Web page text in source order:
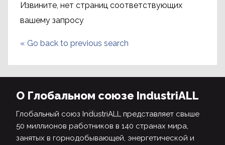
Извините, нет страниц соответствующих
вашему запросу
« Go back to previous search
О Глобальном союзе IndustriALL
Глобальный союз IndustriALL представляет свыше
50 миллионов работников в 140 странах мира,
занятых в горнодобывающей, энергетической и